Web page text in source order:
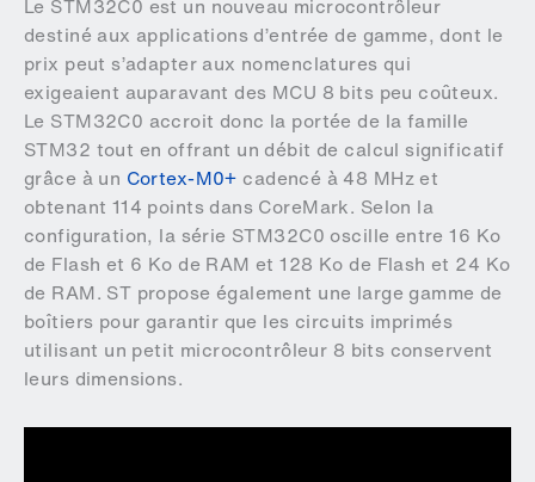
Le STM32C0 est un nouveau microcontrôleur
destiné aux applications d’entrée de gamme, dont le
prix peut s’adapter aux nomenclatures qui
exigeaient auparavant des MCU 8 bits peu coûteux.
Le STM32C0 accroit donc la portée de la famille
STM32 tout en offrant un débit de calcul significatif
grâce à un Cortex-M0+ cadencé à 48 MHz et
obtenant 114 points dans CoreMark. Selon la
configuration, la série STM32C0 oscille entre 16 Ko
de Flash et 6 Ko de RAM et 128 Ko de Flash et 24 Ko
de RAM. ST propose également une large gamme de
boîtiers pour garantir que les circuits imprimés
utilisant un petit microcontrôleur 8 bits conservent
leurs dimensions.